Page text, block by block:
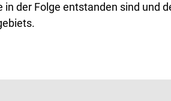
der Folge entstanden sind und